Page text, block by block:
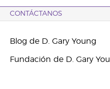
CONTÁCTANOS
Blog de D. Gary Young
Fundación de D. Gary